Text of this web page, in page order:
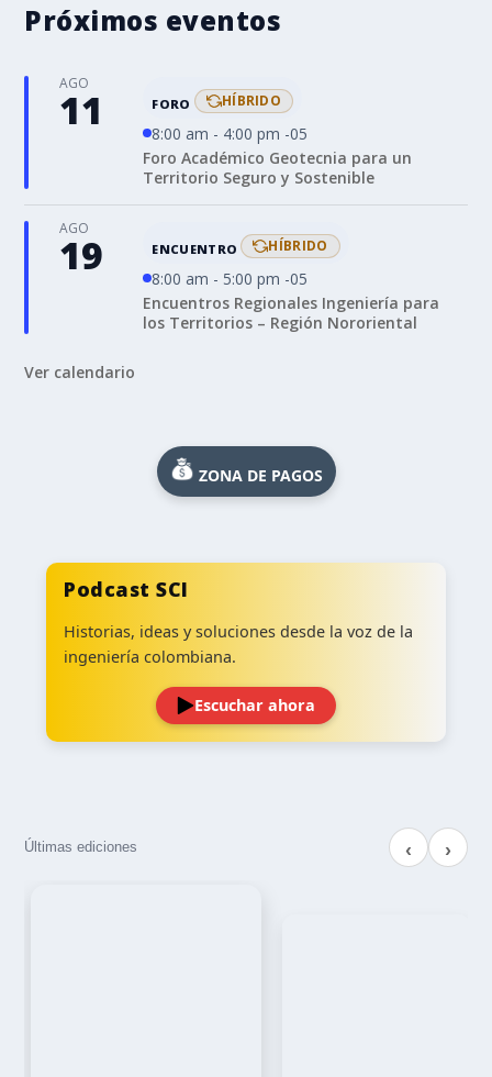
Próximos eventos
AGO
11 FORO HÍBRIDO
8:00 am - 4:00 pm -05
Foro Académico Geotecnia para un
Territorio Seguro y Sostenible
AGO
19 ENCUENTRO HÍBRIDO
8:00 am - 5:00 pm -05
Encuentros Regionales Ingeniería para
los Territorios – Región Nororiental
Ver calendario
ZONA DE PAGOS
Podcast SCI
Historias, ideas y soluciones desde la voz de la
ingeniería colombiana.
Escuchar ahora
Últimas ediciones ‹ ›